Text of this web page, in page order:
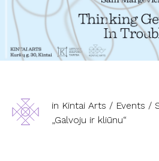
in Kintai Arts / Events /
„Galvoju ir kliūnu“